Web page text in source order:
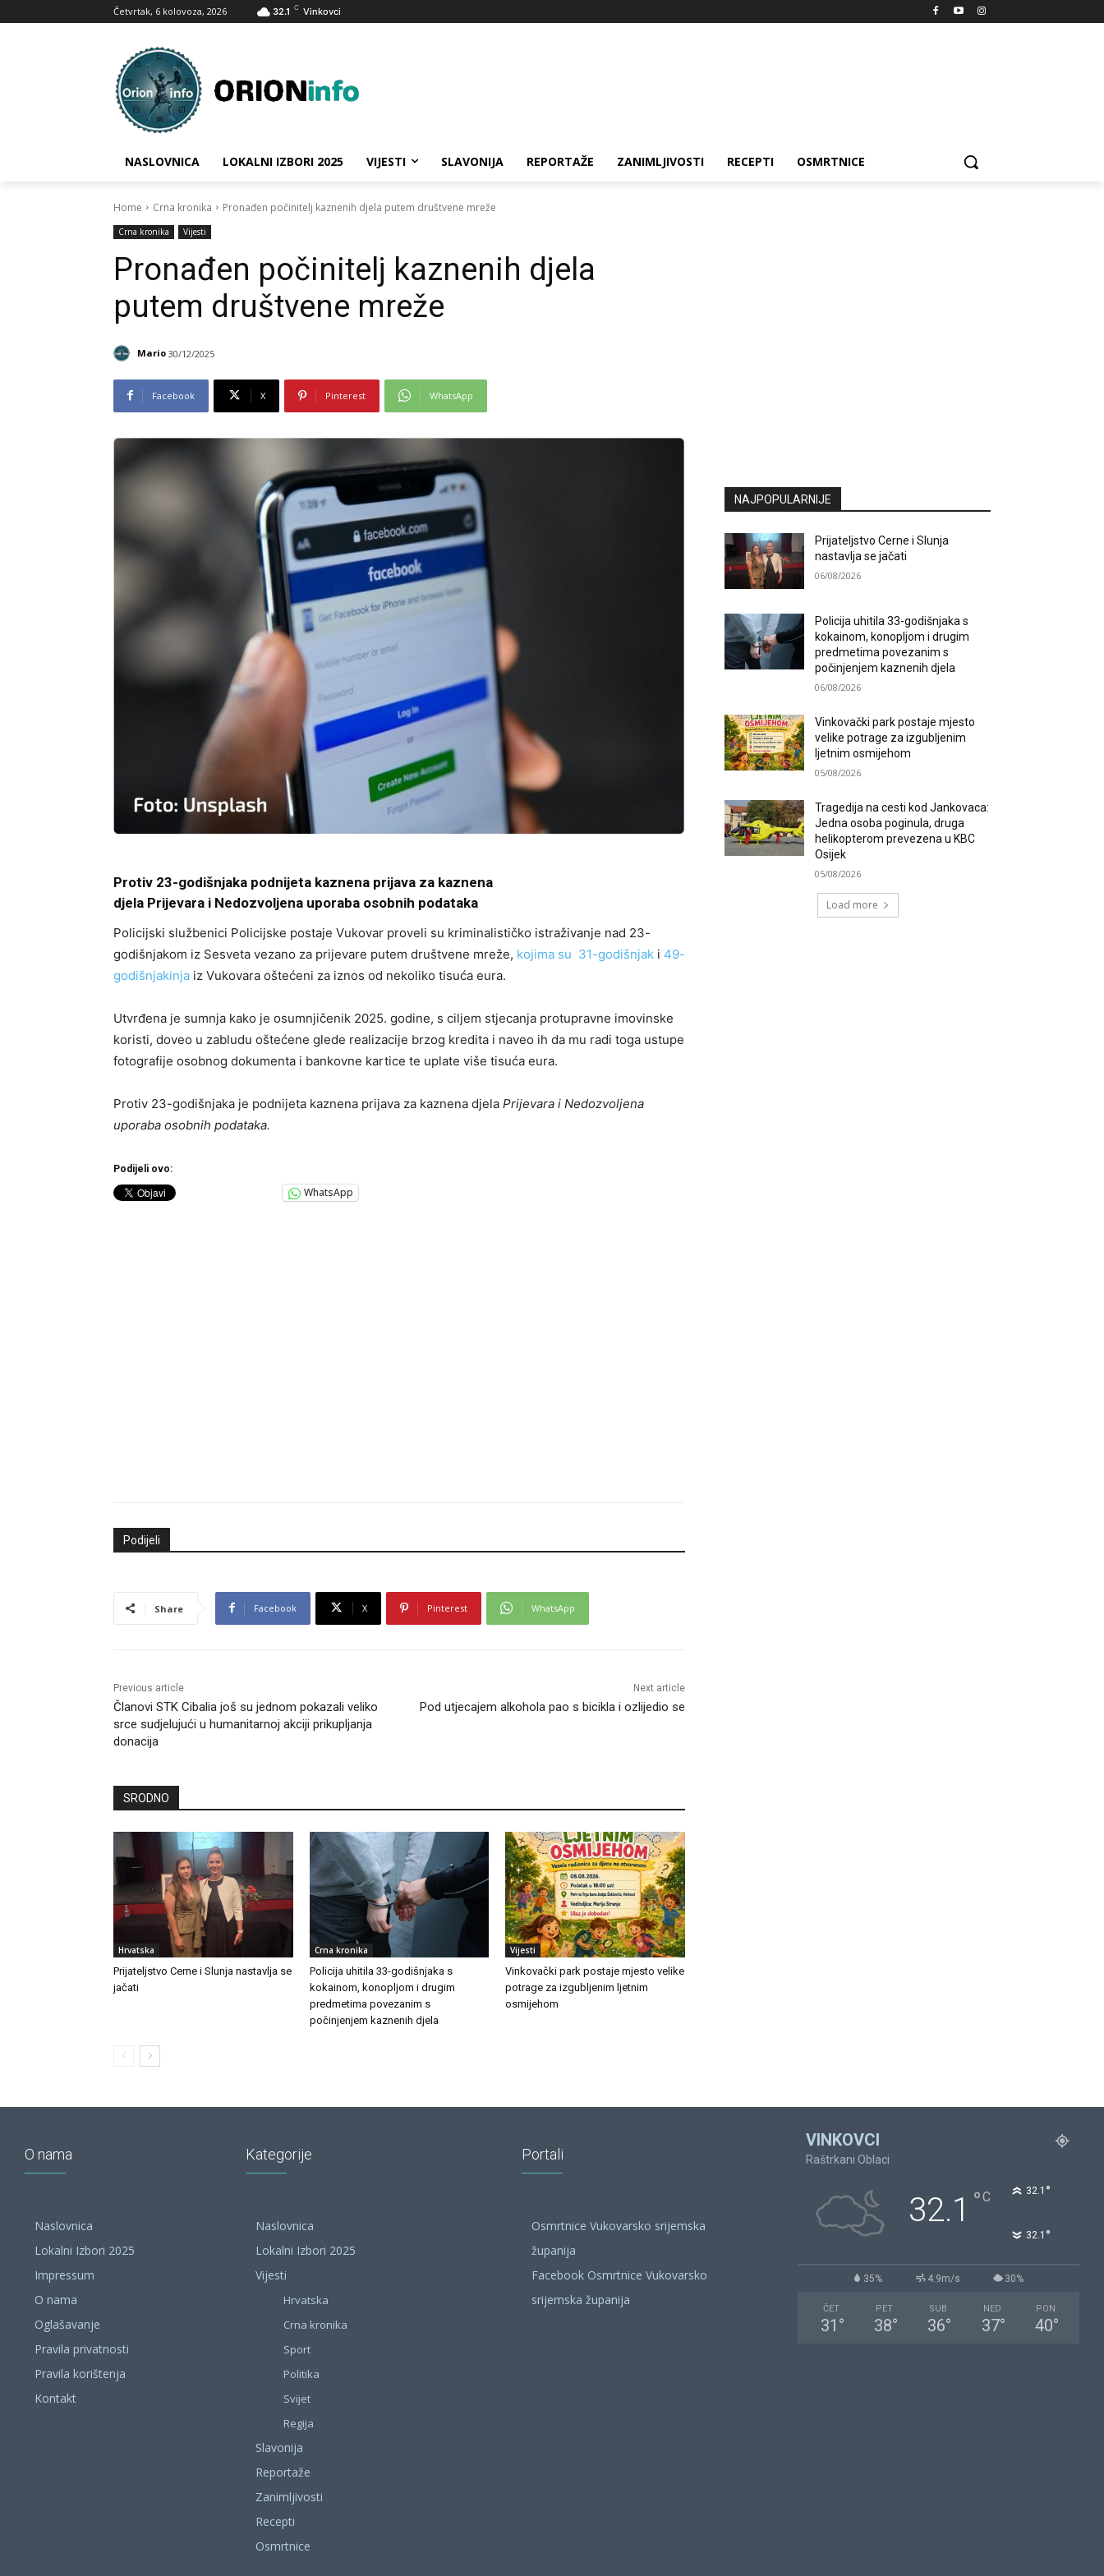
Četvrtak, 6 kolovoza, 2026 32.1 C Vinkovci
NASLOVNICA LOKALNI IZBORI 2025 VIJESTI SLAVONIJA REPORTAŽE ZANIMLJIVOSTI RECEPTI OSMRTNICE
Home Crna kronika Pronađen počinitelj kaznenih djela putem društvene mreže
Crna kronika Vijesti
Pronađen počinitelj kaznenih djela
putem društvene mreže
Mario 30/12/2025
Facebook X Pinterest WhatsApp
Protiv 23-godišnjaka podnijeta kaznena prijava za kaznena
djela Prijevara i Nedozvoljena uporaba osobnih podataka
Policijski službenici Policijske postaje Vukovar proveli su kriminalističko istraživanje nad 23-
godišnjakom iz Sesveta vezano za prijevare putem društvene mreže, kojima su 31-godišnjak i 49-
godišnjakinja iz Vukovara oštećeni za iznos od nekoliko tisuća eura.
Utvrđena je sumnja kako je osumnjičenik 2025. godine, s ciljem stjecanja protupravne imovinske
koristi, doveo u zabludu oštećene glede realizacije brzog kredita i naveo ih da mu radi toga ustupe
fotografije osobnog dokumenta i bankovne kartice te uplate više tisuća eura.
Protiv 23-godišnjaka je podnijeta kaznena prijava za kaznena djela Prijevara i Nedozvoljena
uporaba osobnih podataka.
Podijeli ovo:
WhatsApp
Podijeli
Share Facebook X Pinterest WhatsApp
Previous article
Članovi STK Cibalia još su jednom pokazali veliko
srce sudjelujući u humanitarnoj akciji prikupljanja
donacija
Next article
Pod utjecajem alkohola pao s bicikla i ozlijedio se
SRODNO
Hrvatska
Prijateljstvo Cerne i Slunja nastavlja se
jačati
Crna kronika
Policija uhitila 33-godišnjaka s
kokainom, konopljom i drugim
predmetima povezanim s
počinjenjem kaznenih djela
Vijesti
Vinkovački park postaje mjesto velike
potrage za izgubljenim ljetnim
osmijehom
NAJPOPULARNIJE
Prijateljstvo Cerne i Slunja
nastavlja se jačati
06/08/2026
Policija uhitila 33-godišnjaka s
kokainom, konopljom i drugim
predmetima povezanim s
počinjenjem kaznenih djela
06/08/2026
Vinkovački park postaje mjesto
velike potrage za izgubljenim
ljetnim osmijehom
05/08/2026
Tragedija na cesti kod Jankovaca:
Jedna osoba poginula, druga
helikopterom prevezena u KBC
Osijek
05/08/2026
Load more
O nama
Naslovnica
Lokalni Izbori 2025
Impressum
O nama
Oglašavanje
Pravila privatnosti
Pravila korištenja
Kontakt
Kategorije
Naslovnica
Lokalni Izbori 2025
Vijesti
Hrvatska
Crna kronika
Sport
Politika
Svijet
Regija
Slavonija
Reportaže
Zanimljivosti
Recepti
Osmrtnice
Portali
Osmrtnice Vukovarsko srijemska
županija
Facebook Osmrtnice Vukovarsko
srijemska županija
VINKOVCI
Raštrkani Oblaci
32.1 °C 32.1 °
32.1 °
35% 4.9m/s 30%
ČET
31 °
PET
38°
SUB
36°
NED
37°
PON
40°